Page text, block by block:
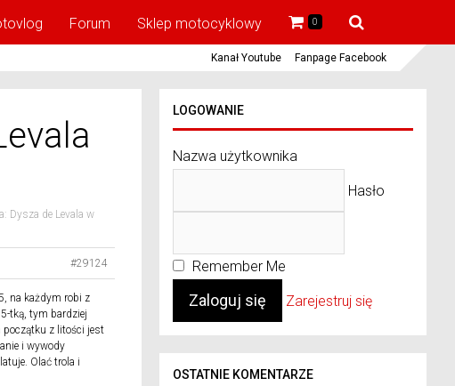
Forum Sklep motocyklowy 0
Kanał Youtube Fanpage Facebook
Dysza de Levala w
#29124
na każdym robi z
tką, tym bardziej
z litości jest
i wywody
Olać trola i
LOGOWANIE
Nazwa użytkownika
Hasło
Remember Me
Zarejestruj się
OSTATNIE KOMENTARZE